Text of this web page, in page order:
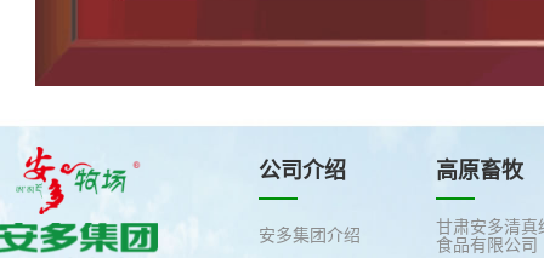
公司介绍
安多集团介绍
高原畜牧
甘肃安多清真
食品有限公司